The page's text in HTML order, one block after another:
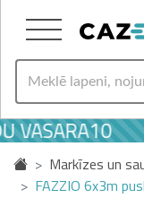
Markīzes un
FAZZIO 6x3m